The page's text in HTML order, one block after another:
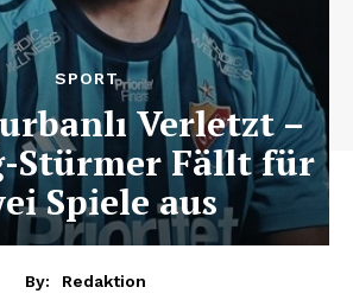
SPORT
Verletzt –
Stürmer Fällt für
Spiele aus
By:
Redaktion